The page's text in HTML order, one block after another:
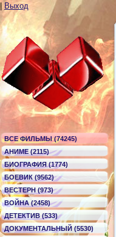
Выход
ВСЕ ФИЛЬМЫ (74245)
АНИМЕ (2115)
БИОГРАФИЯ (1774)
БОЕВИК (9562)
ВЕСТЕРН (973)
ВОЙНА (2458)
ДЕТЕКТИВ (533)
ДОКУМЕНТАЛЬНЫЙ (5530)